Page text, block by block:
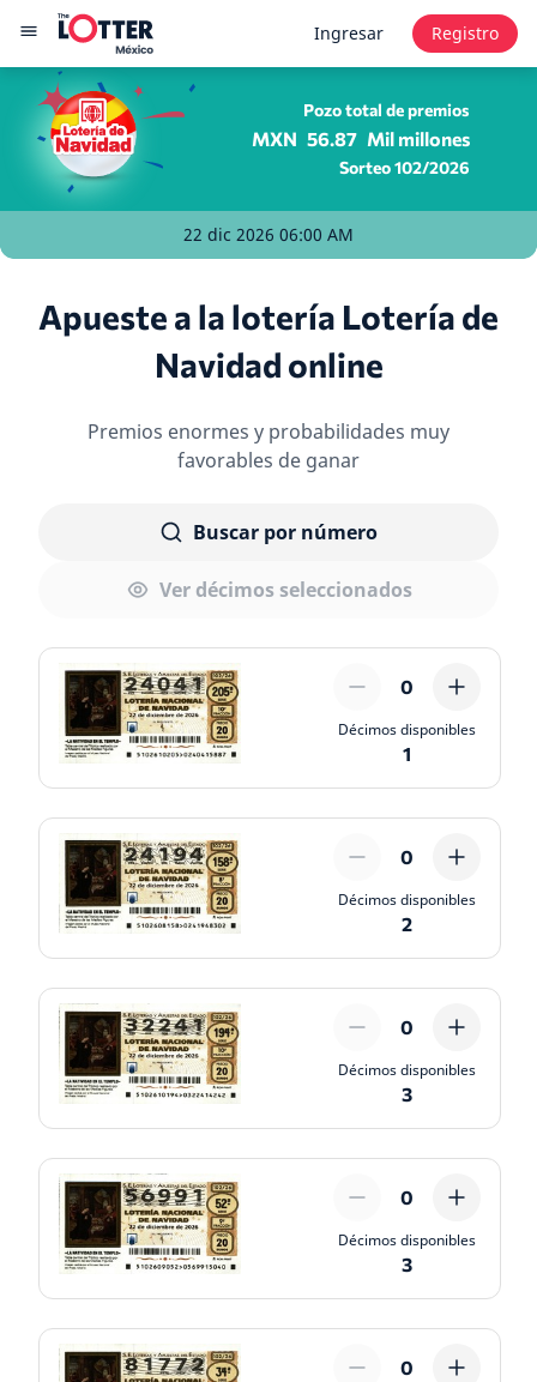
Ingresar Registro
Pozo total de premios
MXN 56.87 Mil millones
Sorteo 102/2026
22 dic 2026 06:00 AM
Apueste a la lotería Lotería de
Navidad online
Premios enormes y probabilidades muy
favorables de ganar
Buscar por número
Ver décimos seleccionados
0
Décimos disponibles
1
0
Décimos disponibles
2
0
Décimos disponibles
3
0
Décimos disponibles
3
0